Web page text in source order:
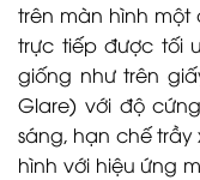
trên màn hình một
trực tiếp được tối
giống như trên
Glare) với độ
sáng, hạn chế
hình với hiệu ứng